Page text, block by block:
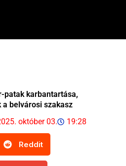
patak karbantartása,
a belvárosi szakasz
október 03. 19:28
Reddit